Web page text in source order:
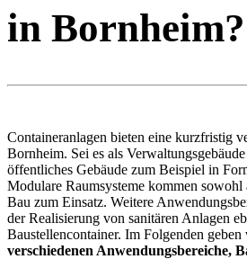
in Bornheim?
Containeranlagen bieten eine kurzfristig
Bornheim. Sei es als
öffentliches Gebäude zum Beispiel in
Modulare Raumsysteme kommen
Bau zum Einsatz. Weitere
der Realisierung von sanitären Anlagen
Baustellencontainer. Im Folgenden
verschiedenen Anwendungsbereiche,